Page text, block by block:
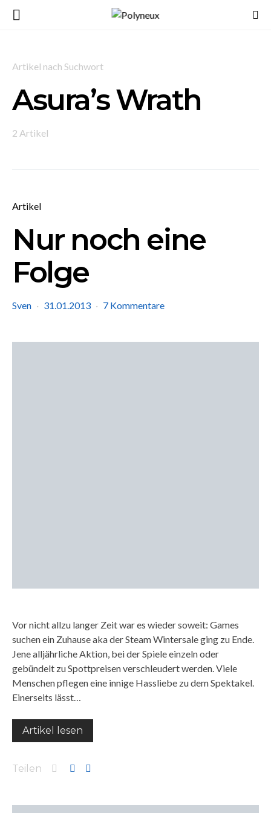
Artikel nach Suchwort
Asura’s Wrath
2 Artikel
Artikel
Nur noch eine
Folge
Sven 31.01.2013 7 Kommentare
Vor nicht allzu langer Zeit war es wieder soweit: Games
suchen ein Zuhause aka der Steam Wintersale ging zu Ende.
Jene alljährliche Aktion, bei der Spiele einzeln oder
gebündelt zu Spottpreisen verschleudert werden. Viele
Menschen pflegen eine innige Hassliebe zu dem Spektakel.
Einerseits lässt…
Artikel lesen
Teilen